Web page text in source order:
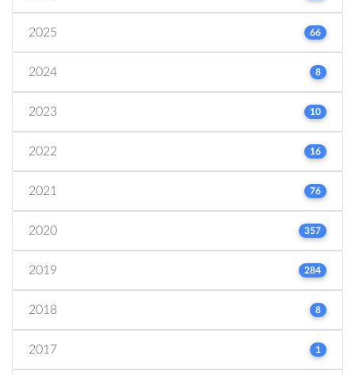
2025 66
2024 8
2023 10
2022 16
2021 76
2020 357
2019 284
2018 8
2017 1